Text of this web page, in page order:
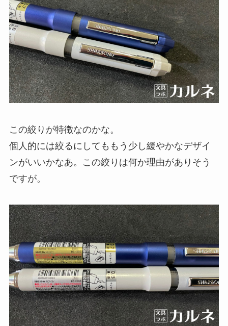
この絞りが特徴なのかな。
個人的には絞るにしてももう少し緩やかなデザイ
ンがいいかなあ。この絞りは何か理由がありそう
ですが。